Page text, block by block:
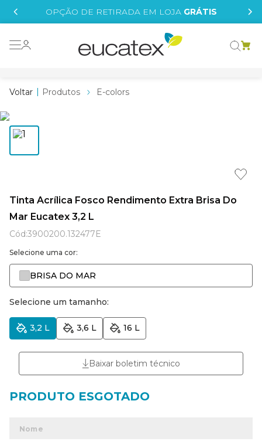
OPÇÃO DE RETIRADA EM LOJA GRÁTIS
Produtos E-colors
Tinta Acrílica Fosco Rendimento Extra Brisa Do
Mar Eucatex 3,2 L
Cód:3900200.132477E
Selecione uma cor:
BRISA DO MAR
Selecione um tamanho:
3,2 L 3,6 L 16 L
Baixar boletim técnico
tinta